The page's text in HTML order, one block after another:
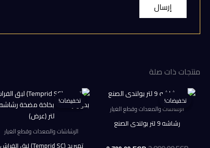
منتجات ذات صلة
تخفيضات!
تخفيضات!
الرشاشات والمعدات وقطع الغيار
رشاشه 9 لتر بولندى الصنع
تخفيضات!
تخفيضات!
الرشاشات والمعدات وقطع الغيار
تمبريد (Temprid SC) لبق الفراش